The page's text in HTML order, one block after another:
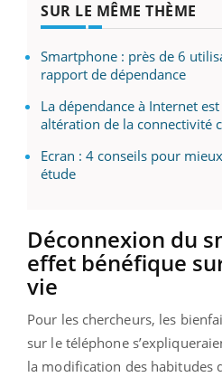
SUR LE MÊME THÈME
Smartphone : près de 6
rapport de dépendance
La dépendance à Internet
altération de la connectivité
Ecran : 4 conseils pour
étude
Déconnexion du
effet bénéfique
vie
Pour les chercheurs, les
sur le téléphone
la modification des habitudes